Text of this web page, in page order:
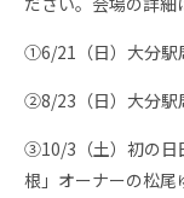
①6/21（日）大分駅
②8/23（日）大分駅
③10/3（土）初の日
根」オーナーの松尾